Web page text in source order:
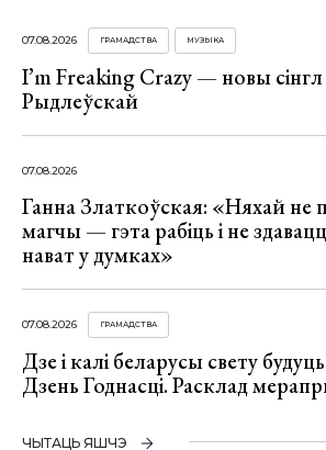
07.08.2026 ГРАМАДСТВА МУЗЫКА
I’m Freaking Crazy — новы сінгл
Рыдлеўскай
07.08.2026
Ганна Златкоўская: «Няхай не
магчы — гэта рабіць і не
нават у думках»
07.08.2026 ГРАМАДСТВА
Дзе і калі беларусы свету
Дзень Годнасці. Расклад
ЧЫТАЦЬ ЯШЧЭ